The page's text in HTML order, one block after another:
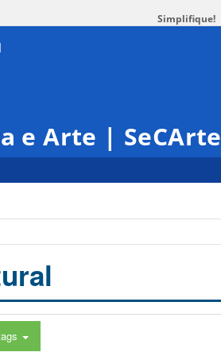
Simplifique!
e Arte | SeCArte